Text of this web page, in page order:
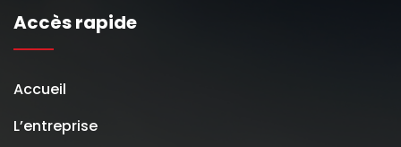
Accès rapide
Accueil
L’entreprise